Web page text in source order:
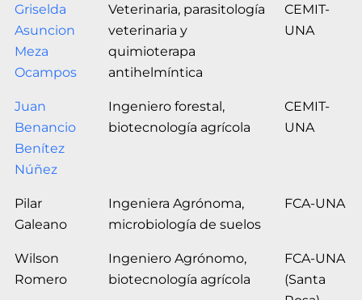
Griselda
Asuncion
Meza
Ocampos
Veterinaria, parasitología
veterinaria y
quimioterapa
antihelmíntica
CEMIT-
UNA
Juan
Benancio
Benítez
Núñez
Ingeniero forestal,
biotecnología agrícola
CEMIT-
UNA
Pilar
Galeano
Ingeniera Agrónoma,
microbiología de suelos
FCA-UNA
Wilson
Romero
Ingeniero Agrónomo,
biotecnología agrícola
FCA-UNA
(Santa